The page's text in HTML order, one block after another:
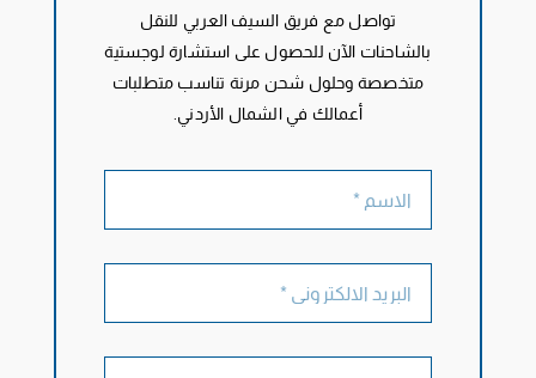
تواصل مع فريق السيف العربي للنقل
بالشاحنات الآن للحصول على استشارة لوجستية
متخصصة وحلول شحن مرنة تناسب متطلبات
أعمالك في الشمال الأردني.